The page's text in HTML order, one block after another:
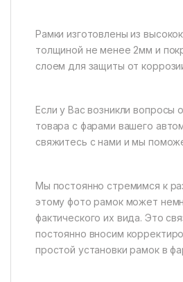
Рамки изготовлены из
толщиной не менее 2мм и
слоем для защиты от
Если у Вас возникли вопросы
товара с фарами вашего
свяжитесь с нами и мы
Мы постоянно стремимся к
этому фото рамок может
фактического их вида. Это
постоянно вносим
простой установки рамок в